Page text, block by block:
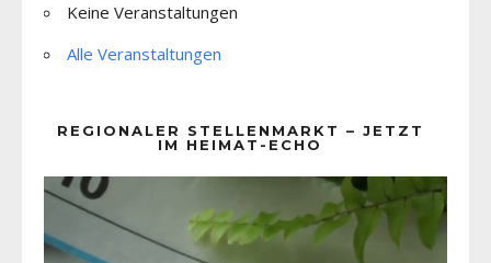
Keine Veranstaltungen
Alle Veranstaltungen
REGIONALER STELLENMARKT – JETZT
IM HEIMAT-ECHO
Player